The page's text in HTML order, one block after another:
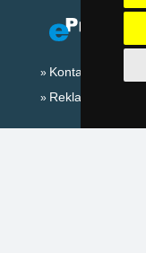
Kontakt
Reklama